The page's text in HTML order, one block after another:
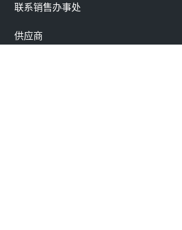
联系销售办事处
供应商